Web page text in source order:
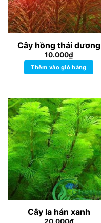
Cây hồng thái dương
10.000₫
Thêm vào giỏ hàng
Cây la hán xanh